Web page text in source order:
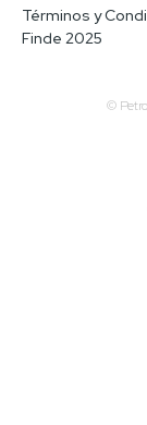
Términos y
Finde 2025
©